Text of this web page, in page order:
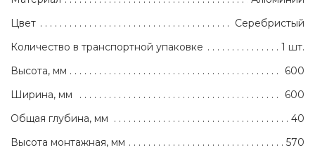
Цвет
Серебристый
Количество в транспортной упаковке
1 шт.
Высота, мм
600
Ширина, мм
600
Общая глубина, мм
40
Высота монтажная, мм
570